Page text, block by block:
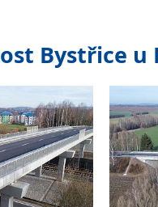
Bystřice u